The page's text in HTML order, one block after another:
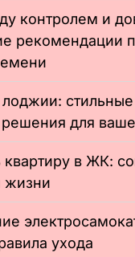
контролем и
рекомендации
для
квартиру в ЖК:
жизни
ухода